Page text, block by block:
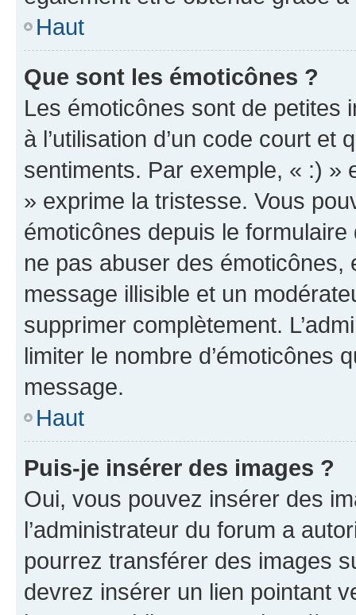
Haut
Que sont les émoticônes ?
Les émoticônes sont de petites
à l’utilisation d’un code court et
sentiments. Par exemple, « :) »
» exprime la tristesse. Vous
émoticônes depuis le
ne pas abuser des
message illisible et un
supprimer complètement.
limiter le nombre d’émoticônes
message.
Haut
Puis-je insérer des images ?
Oui, vous pouvez insérer des
l’administrateur du forum a
pourrez transférer des images
devrez insérer un lien pointant